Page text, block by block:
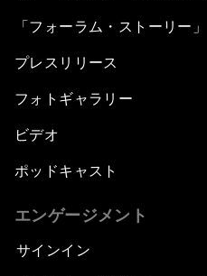
「フォーラム・ストーリー」
プレスリリース
フォトギャラリー
ビデオ
ポッドキャスト
エンゲージメント
サインイン